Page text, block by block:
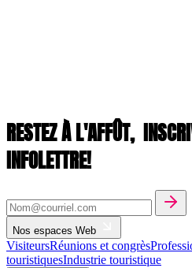
RESTEZ À L'AFFÛT,
INFOLETTRE!
Nos espaces Web
VisiteursRéunions et congrès
touristiquesIndustrie touristique